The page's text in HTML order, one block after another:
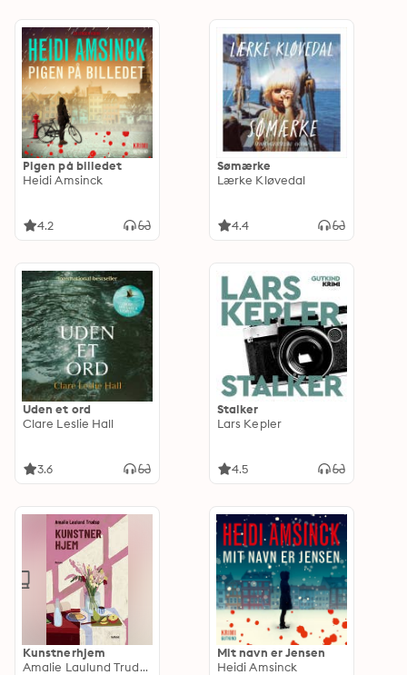
Pigen på billedet
Heidi Amsinck
4.2
Sømærke
Lærke Kløvedal
4.4
Uden et ord
Clare Leslie Hall
3.6
Stalker
Lars Kepler
4.5
Kunstnerhjem
Amalie Laulund Trudsø
Mit navn er Jensen
Heidi Amsinck